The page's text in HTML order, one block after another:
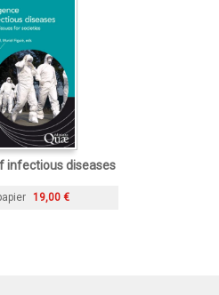
infectious diseases
19,00 €